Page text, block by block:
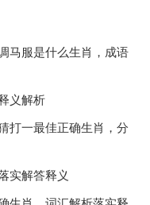
马服是什么生肖，成语
义解析
打一最佳正确生肖，分
实解答释义